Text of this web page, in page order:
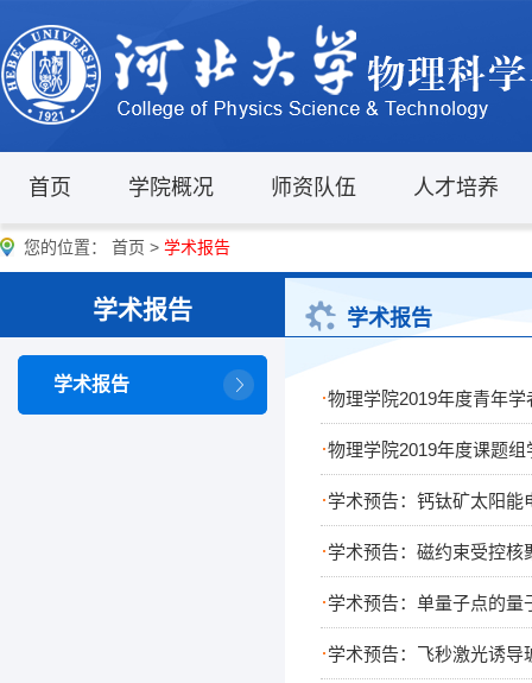
首页 学院概况 师资队伍 人才培养
您的位置： 首页 > 学术报告
学术报告
学术报告
学术报告
·物理学院2019年度青年
·物理学院2019年度课题组
·学术预告：钙钛矿太阳
·学术预告：磁约束受控核
·学术预告：单量子点的
·学术预告：飞秒激光诱导